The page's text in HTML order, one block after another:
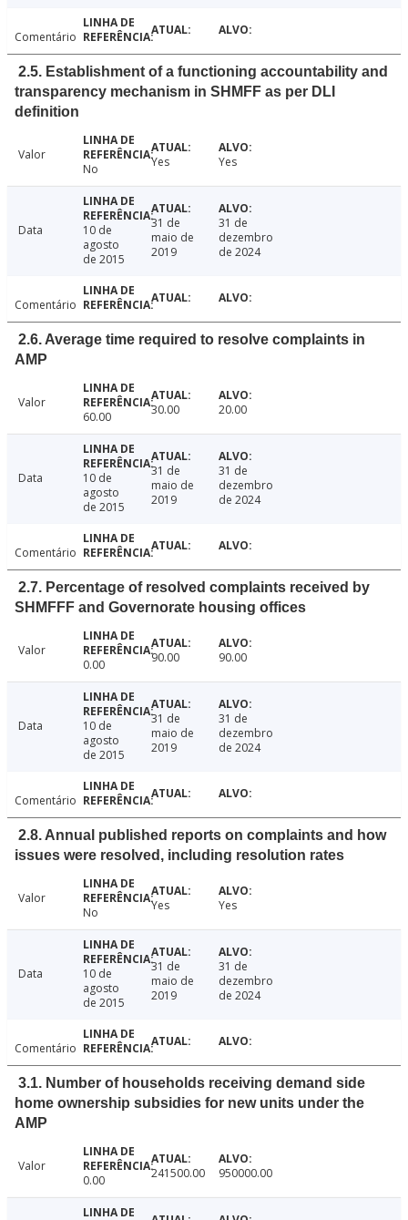
Comentário
2.5. Establishment of a functioning accountability and
transparency mechanism in SHMFF as per DLI
definition
Valor
No
Yes Yes
Data
10 de
agosto
de 2015
31 de
maio de
2019
31 de
dezembro
de 2024
Comentário
2.6. Average time required to resolve complaints in
AMP
Valor
60.00
30.00 20.00
Data
10 de
agosto
de 2015
31 de
maio de
2019
31 de
dezembro
de 2024
Comentário
2.7. Percentage of resolved complaints received by
SHMFFF and Governorate housing offices
Valor
0.00
90.00 90.00
Data
10 de
agosto
de 2015
31 de
maio de
2019
31 de
dezembro
de 2024
Comentário
2.8. Annual published reports on complaints and how
issues were resolved, including resolution rates
Valor
No
Yes Yes
Data
10 de
agosto
de 2015
31 de
maio de
2019
31 de
dezembro
de 2024
Comentário
3.1. Number of households receiving demand side
home ownership subsidies for new units under the
AMP
Valor
0.00
241500.00 950000.00